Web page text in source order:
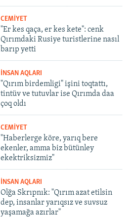
CEMİYET
"Er kes qaça, er kes kete": cenk
Qırımdaki Rusiye turistlerine nasıl
barıp yetti
İNSAN AQLARI
"Qırım birdemligi" işini toqtattı,
tintüv ve tutuvlar ise Qırımda daa
çoq oldı
CEMİYET
"Haberlerge köre, yarıq bere
ekenler, amma biz bütünley
ekektriksizmiz"
İNSAN AQLARI
Olğa Skrıpnık: "Qırım azat etilsin
dep, insanlar yarıqsız ve suvsuz
yaşamağa azırlar"